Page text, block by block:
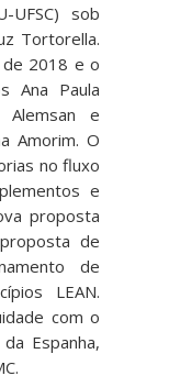
UFSC) sob
Tortorella.
2018 e o
Ana Paula
e
Amorim. O
no fluxo
e
proposta
de
de
LEAN.
com o
Espanha,